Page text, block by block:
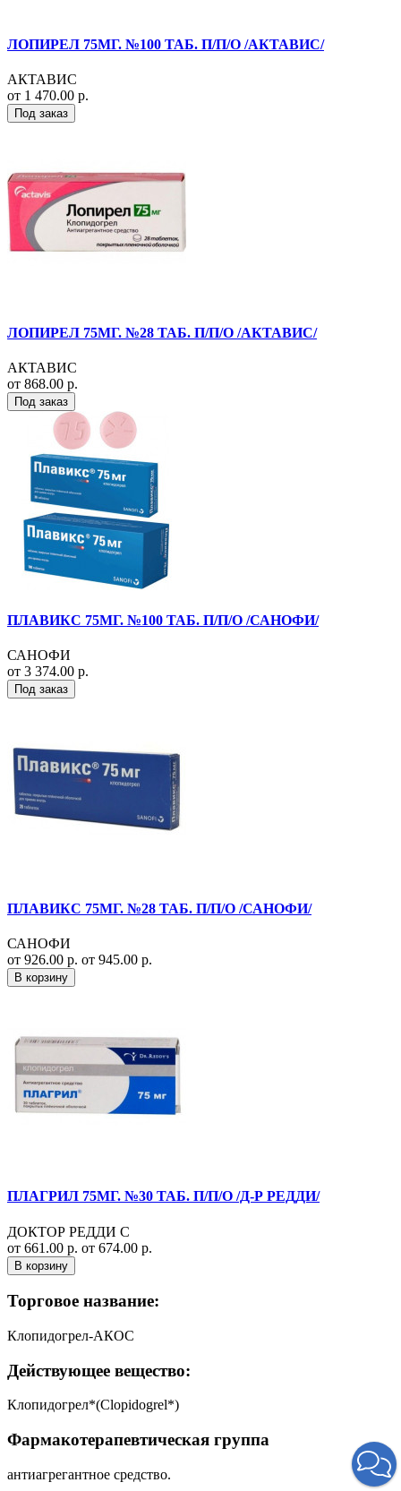
ЛОПИРЕЛ 75МГ. №100 ТАБ. П/П/О /АКТАВИС/
АКТАВИС
от 1 470.00 р.
Под заказ
ЛОПИРЕЛ 75МГ. №28 ТАБ. П/П/О /АКТАВИС/
АКТАВИС
от 868.00 р.
Под заказ
ПЛАВИКС 75МГ. №100 ТАБ. П/П/О /САНОФИ/
САНОФИ
от 3 374.00 р.
Под заказ
ПЛАВИКС 75МГ. №28 ТАБ. П/П/О /САНОФИ/
САНОФИ
от 926.00 р. от 945.00 р.
В корзину
ПЛАГРИЛ 75МГ. №30 ТАБ. П/П/О /Д-Р РЕДДИ/
ДОКТОР РЕДДИ С
от 661.00 р. от 674.00 р.
В корзину
Торговое название:
Клопидогрел-АКОС
Действующее вещество:
Клопидогрел*(Clopidogrel*)
Фармакотерапевтическая группа
антиагрегантное средство.